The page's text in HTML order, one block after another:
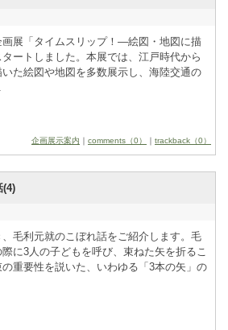
画展「タイムスリップ！―絵図・地図に描
ートしました。本展では、江戸時代から
た絵図や地図を多数展示し、海陸交通の
企画展示案内 ｜ comments（0） ｜ trackback（0）
(4)
毛利元就のこぼれ話をご紹介します。毛
に3­人の子どもを呼び、束ねた矢を折るこ
重要性を説いた、いわゆる「3­本の矢」の